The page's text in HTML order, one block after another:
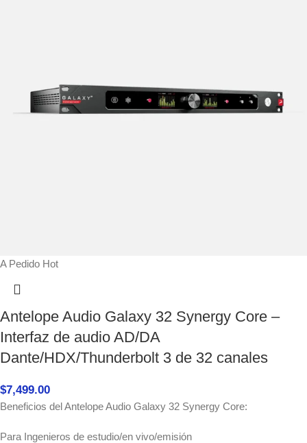
A Pedido Hot
Antelope Audio Galaxy 32 Synergy Core –
Interfaz de audio AD/DA
Dante/HDX/Thunderbolt 3 de 32 canales
$7,499.00
Beneficios del Antelope Audio Galaxy 32 Synergy Core:
Para Ingenieros de estudio/en vivo/emisión